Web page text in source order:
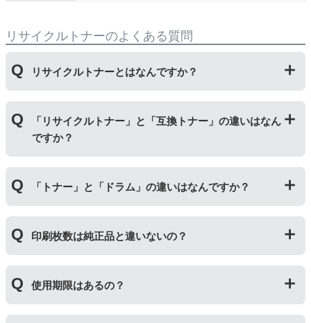
リサイクルトナーのよくある質問
リサイクルトナーとはなんですか？
にて洗浄やトナー(粉)充填をしたうえで、再度販売して
いる商品です。
純正品に比べて、印刷代を節約することができます。
「リサイクルトナー」と「互換トナー」の違いはなん
ですか？
ッジを国内で1本づつ丁寧に製造しているため、比較的
不具合の起きにくい商品です。
「互換トナー」は純正品を模して製造された大量生産さ
れた商品のため、お求めやすい価格になっております。
「トナー」と「ドラム」の違いはなんですか？
ートリッジのことです。「ドラム(感光体ユニット)」は
トナーを用紙に写すためのもので、トナーカートリッジ
の器にあたる部分になります。
トナーとドラムはそれぞれ印字できる枚数が異なってい
により使用できなくなった場合は、必ず分離してから新
印刷枚数は純正品と違いないの？
一部型番は、純正品より多く印刷が可能なエコッテオリ
ジナルの【特別増量版】もございます。
使用期限はあるの？